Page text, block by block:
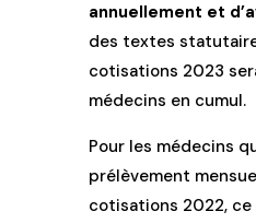
annuellement et
des textes
cotisations 2023
médecins en cumul.
Pour les médecins
prélèvement
cotisations 2022, ce